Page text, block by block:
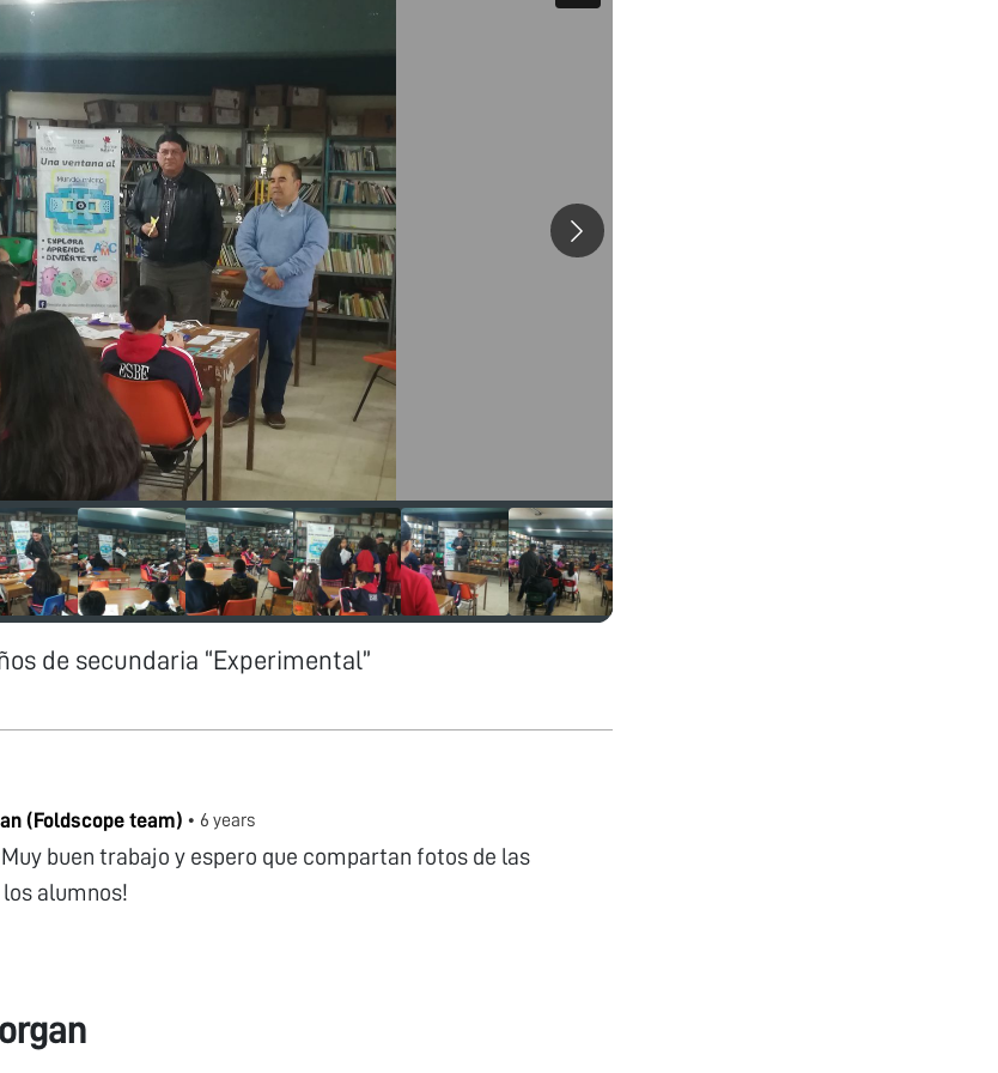
perteneciente a la Dirección de Desarrollo
de Xalapa, Veracruz, México Habilidades: •
• Alineado a la filosofía de la empresa •
de palabra Personalidad: •
se necesita • Colaborativo • Empático con
• Responsable de mis acciones • Creativo
Recientes: • Ofrecer talleres y cursos
diversos temas de tecnologías que
económica del municipio de mi ciudad •
la Tecnología a niños y adolescentes del
y acciones relevantes en los campos
biología y matemáticas • Generar grupos de
empresas y gobierno (triple
eventos y acciones donde se establezcan
de apoyo a la sociedad vulnerable del
tecnológico a emprendedores y
herramientas de marketing digital y
de secundaria “Experimental”
(Foldscope team) • 6 years
buen trabajo y espero que compartan fotos de las
alumnos!